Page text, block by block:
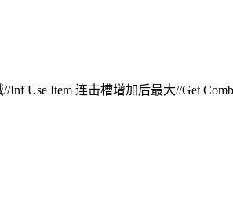
Use Item 连击槽增加后最大//Get